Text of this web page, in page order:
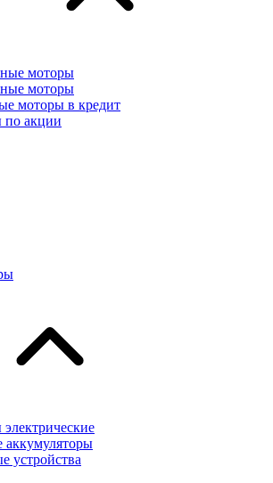
моторы
моторы
моторы в кредит
акции
аккумуляторы
устройства